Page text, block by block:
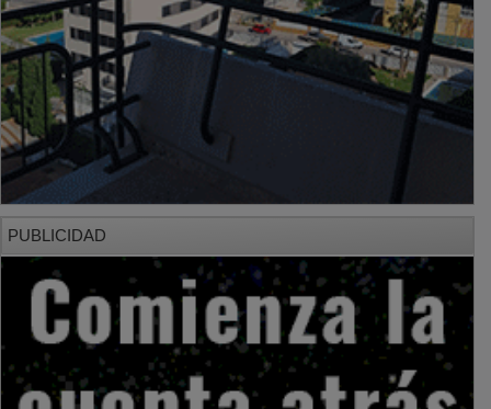
PUBLICIDAD